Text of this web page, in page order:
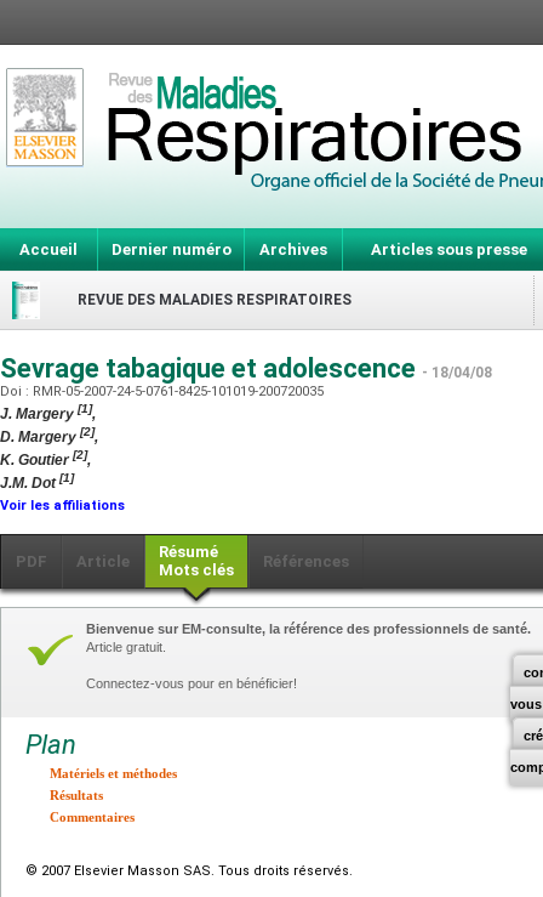
Accueil Dernier numéro Archives Articles sous presse
REVUE DES MALADIES RESPIRATOIRES
Sevrage tabagique et adolescence - 18/04/08
Doi : RMR-05-2007-24-5-0761-8425-101019-200720035
J. Margery [1],
D. Margery [2],
K. Goutier[2],
J.M. Dot[1]
Voir les affiliations
PDF Article
Résumé
Mots clés
Références
vous
Bienvenue sur EM-consulte, la référence des professionnels de santé.
Article gratuit.
Connectez-vous pour en bénéficier!
Plan
Matériels et méthodes
Résultats
Commentaires
© 2007 Elsevier Masson SAS. Tous droits réservés.